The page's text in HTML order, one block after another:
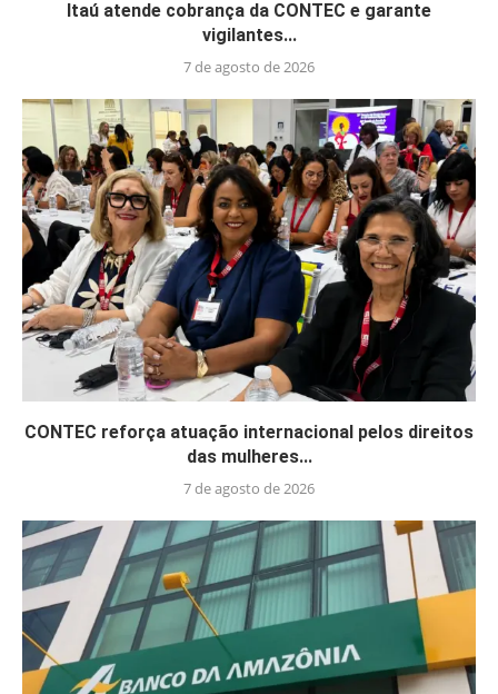
Itaú atende cobrança da CONTEC e garante
vigilantes...
7 de agosto de 2026
CONTEC reforça atuação internacional pelos direitos
das mulheres...
7 de agosto de 2026